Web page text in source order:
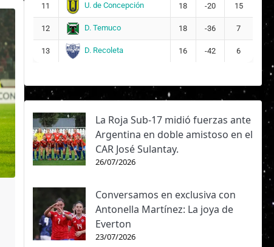
11 U. de Concepción 18 -20 15
12 D. Temuco 18 -36 7
13 D. Recoleta 16 -42 6
La Roja Sub-17 midió fuerzas ante
Argentina en doble amistoso en el
CAR José Sulantay.
26/07/2026
Conversamos en exclusiva con
Antonella Martínez: La joya de
Everton
23/07/2026